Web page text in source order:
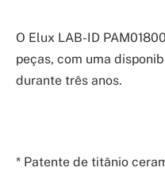
O Elux LAB-ID
peças, com uma
durante três anos.
* Patente de titânio